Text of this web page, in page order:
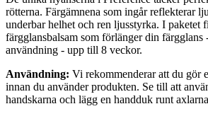
rötterna. Färgämnena som ingår reflekterar
underbar helhet och ren ljusstyrka. I paketet
färgglansbalsam som förlänger din
användning - upp till 8 veckor.
Användning: Vi rekommenderar att du gör
innan du använder produkten. Se till att
handskarna och lägg en handduk runt